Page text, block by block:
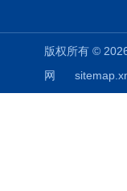
版权所有 ©
网